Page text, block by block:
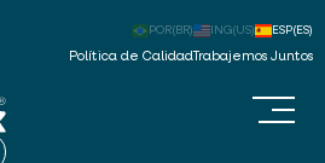
Política de CalidadTrabajemos Juntos
POR(BR) ING(US) ESP(ES)